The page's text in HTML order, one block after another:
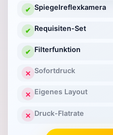
✔ Spiegelreflexkamera
✔ Requisiten-Set
✔ Filterfunktion
✕ Sofortdruck
✕ Eigenes Layout
✕ Druck-Flatrate